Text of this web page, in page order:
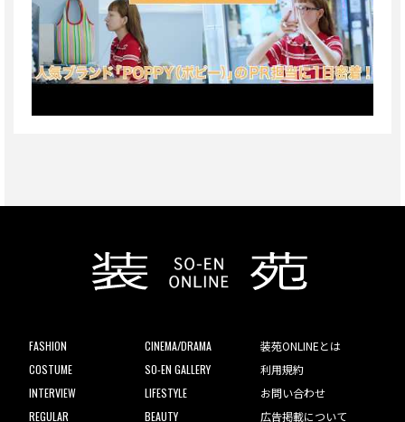
FASHION
COSTUME
INTERVIEW
REGULAR
CINEMA/DRAMA
SO-EN GALLERY
LIFESTYLE
BEAUTY
装苑ONLINEとは
利用規約
お問い合わせ
広告掲載について